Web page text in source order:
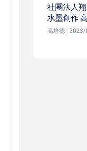
社團法人
水墨創作
高培德 |